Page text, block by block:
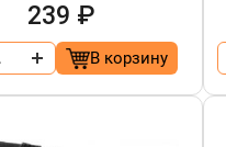
239 ₽
В корзину